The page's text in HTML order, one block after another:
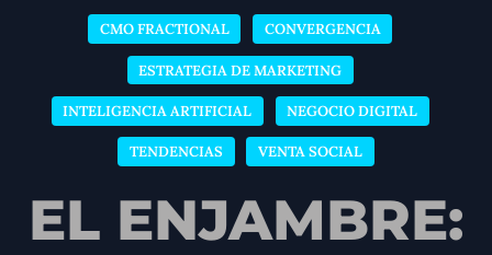
CMO FRACTIONAL CONVERGENCIA
ESTRATEGIA DE MARKETING
INTELIGENCIA ARTIFICIAL NEGOCIO DIGITAL
TENDENCIAS VENTA SOCIAL
EL ENJAMBRE: